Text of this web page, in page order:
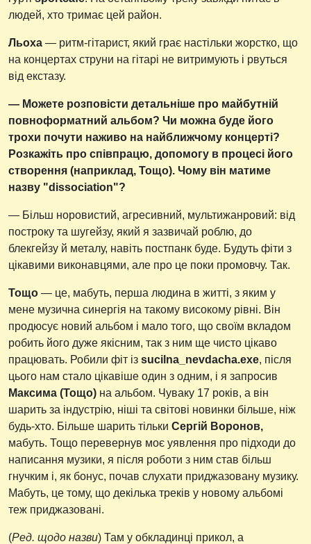
людей, хто тримає цей район.
Льоха — ритм-гітарист, який грає настільки жорстко, що
на концертах струни на гітарі не витримують і рвуться
від екстазу.
— Можете розповісти детальніше про майбутній
повноформатний альбом? Чи можна буде його
трохи почути наживо на найближчому концерті?
Розкажіть про співпрацю, допомогу в процесі його
створення (наприклад, Тощо). Чому він матиме
назву "dissociation"?
— Більш норовистий, агресивний, мультижанровий: від
построку та шугейзу, який я зазвичай роблю, до
блекгейзу й металу, навіть постпанк буде. Будуть фіти з
цікавими виконавцями, але про це поки промовчу. Так.
Тощо — це, мабуть, перша людина в житті, з яким у
мене музична синергія на такому високому рівні. Він
продюсує новий альбом і мало того, що своїм вкладом
робить його дуже якісним, так з ним ще чисто цікаво
працювать. Робили фіт із sucilna_nevdacha.exe, після
цього нам стало цікавіше один з одним, і я запросив
Максима (Тощо) на альбом. Чуваку 17 років, а він
шарить за індустрію, ніші та світові новинки більше, ніж
будь-хто. Більше шарить тільки Сергій Воронов,
мабуть. Тощо перевернув моє уявлення про підходи до
написання музики, я після роботи з ним став більш
гнучким і, як бонус, почав слухати приджазовану музику.
Мабуть, це тому, що декілька треків у новому альбомі
теж приджазовані.
(Ред. щодо назви) Там у обкладинці прикол, а